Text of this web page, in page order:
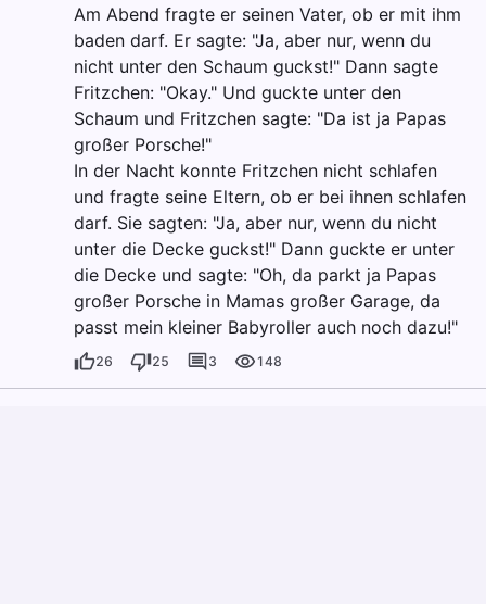
Am Abend fragte er seinen Vater, ob er mit ihm
baden darf. Er sagte: "Ja, aber nur, wenn du
nicht unter den Schaum guckst!" Dann sagte
Fritzchen: "Okay." Und guckte unter den
Schaum und Fritzchen sagte: "Da ist ja Papas
großer Porsche!"
In der Nacht konnte Fritzchen nicht schlafen
und fragte seine Eltern, ob er bei ihnen schlafen
darf. Sie sagten: "Ja, aber nur, wenn du nicht
unter die Decke guckst!" Dann guckte er unter
die Decke und sagte: "Oh, da parkt ja Papas
großer Porsche in Mamas großer Garage, da
passt mein kleiner Babyroller auch noch dazu!"
26 25 3 148